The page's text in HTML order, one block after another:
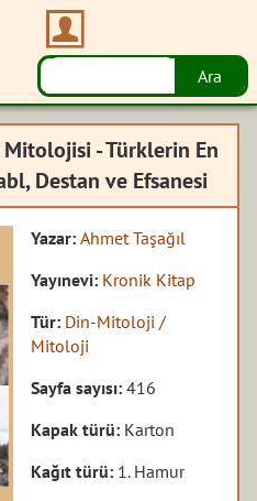
- Türklerin En
Destan ve Efsanesi
Yazar:Ahmet Taşağıl
Yayınevi: Kronik Kitap
Tür: Din-Mitoloji /
Mitoloji
Sayfa sayısı:416
Kapak türü: Karton
Kağıt türü: 1. Hamur